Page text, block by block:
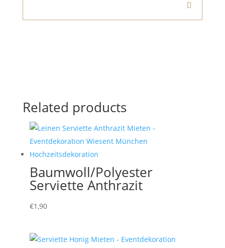
Related products
Baumwoll/Polyester
Serviette Anthrazit
€1,90